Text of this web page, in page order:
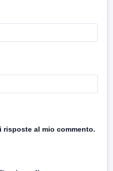
risposte al mio commento.